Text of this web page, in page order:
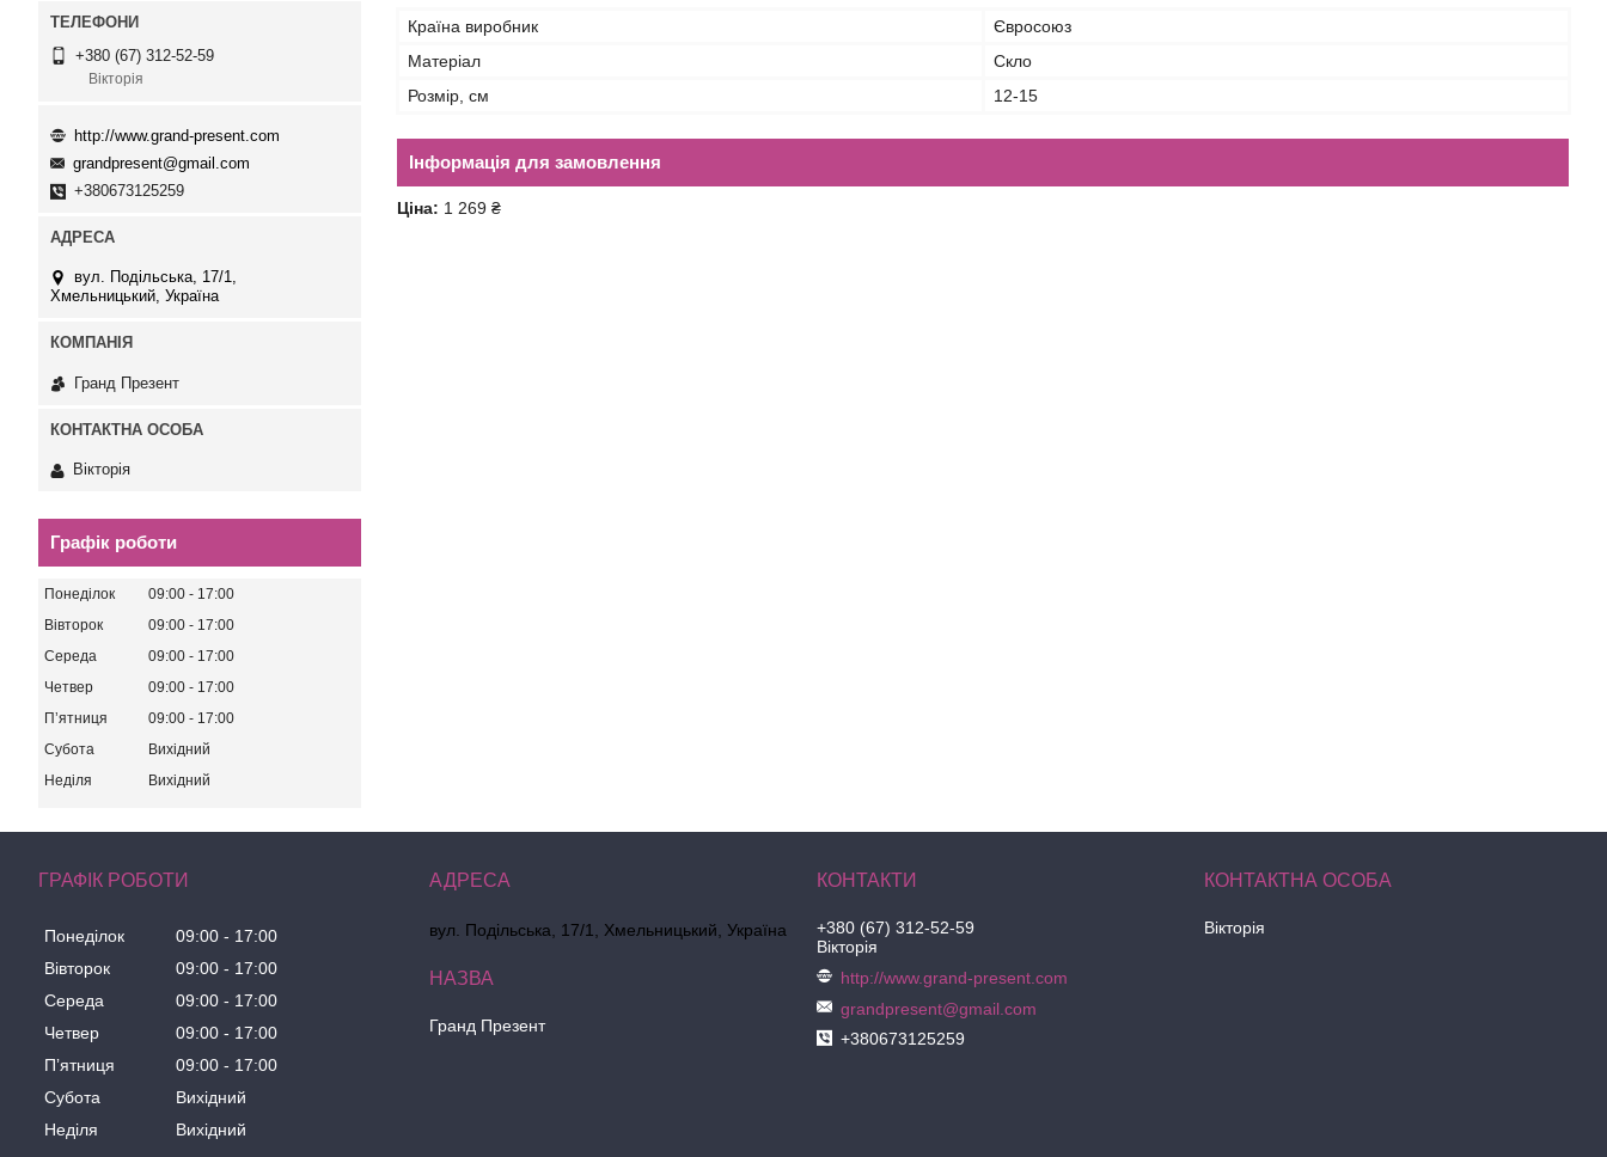
Країна виробник
Євросоюз
Матеріал
Скло
Розмір, см
12-15
Інформація для замовлення
Ціна: 1 269 ₴
+380 (67) 312-52-59
Вікторія
http://www.grand-present.com
grandpresent@gmail.com
+380673125259
вул. Подільська, 17/1,
Хмельницький, Україна
Гранд Презент
Вікторія
Графік роботи
Понеділок 09:00
17:00
Вівторок
09:00
17:00
Середа
09:00
17:00
Четвер
09:00
17:00
Пʼятниця
09:00
17:00
Субота
Вихідний
Неділя
Вихідний
ГРАФІК РОБОТИ
Понеділок 09:00
17:00
Вівторок
09:00
17:00
Середа
09:00
17:00
Четвер
09:00
17:00
Пʼятниця
09:00
17:00
Субота
Вихідний
Неділя
Вихідний
вул. Подільська, 17/1, Хмельницький, Україна
Гранд Презент
+380 (67) 312-52-59
Вікторія
http://www.grand-present.com
grandpresent@gmail.com
+380673125259
Вікторія